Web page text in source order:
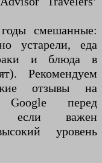
смешанные:
устарели, еда
и блюда в
Рекомендуем
отзывы на
перед
если важен
уровень